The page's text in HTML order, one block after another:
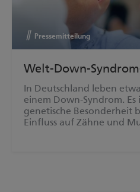
Pressemitteilung
Welt-Down-
In Deutschland leben
einem Down-Syndrom.
genetische Besonderheit
Einfluss auf Zähne und